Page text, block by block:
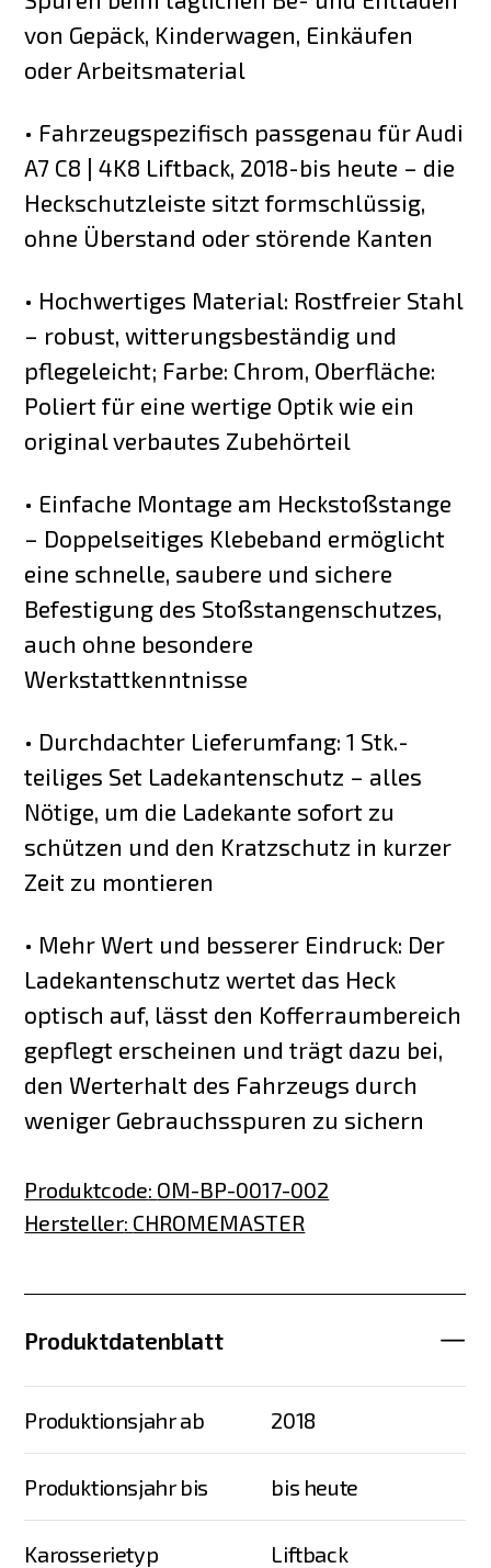
von Gepäck, Kinderwagen, Einkäufen
oder Arbeitsmaterial
• Fahrzeugspezifisch passgenau für Audi
A7 C8 | 4K8 Liftback, 2018-bis heute – die
Heckschutzleiste sitzt formschlüssig,
ohne Überstand oder störende Kanten
• Hochwertiges Material: Rostfreier Stahl
– robust, witterungsbeständig und
pflegeleicht; Farbe: Chrom, Oberfläche:
Poliert für eine wertige Optik wie ein
original verbautes Zubehörteil
• Einfache Montage am Heckstoßstange
– Doppelseitiges Klebeband ermöglicht
eine schnelle, saubere und sichere
Befestigung des Stoßstangenschutzes,
auch ohne besondere
Werkstattkenntnisse
• Durchdachter Lieferumfang: 1 Stk.-
teiliges Set Ladekantenschutz – alles
Nötige, um die Ladekante sofort zu
schützen und den Kratzschutz in kurzer
Zeit zu montieren
• Mehr Wert und besserer Eindruck: Der
Ladekantenschutz wertet das Heck
optisch auf, lässt den Kofferraumbereich
gepflegt erscheinen und trägt dazu bei,
den Werterhalt des Fahrzeugs durch
weniger Gebrauchsspuren zu sichern
Produktcode: OM-BP-0017-002
Hersteller: CHROMEMASTER
Produktdatenblatt
Produktionsjahr ab 2018
Produktionsjahr bis bis heute
Karosserietyp Liftback